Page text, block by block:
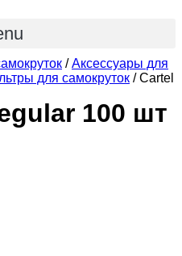
/Аксессуары для
для самокруток / Cartel
100 шт